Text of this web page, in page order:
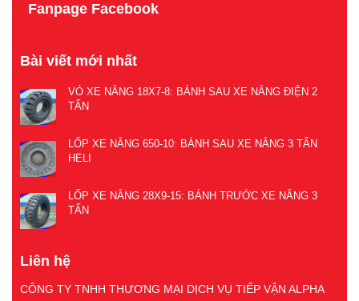
Fanpage Facebook
Bài viết mới nhất
VỎ XE NÂNG 18X7-8: BÁNH SAU XE NÂNG ĐIỆN 2
TẤN
LỐP XE NÂNG 650-10: BÁNH SAU XE NÂNG 3 TẤN
HELI
LỐP XE NÂNG 28X9-15: BÁNH TRƯỚC XE NÂNG 3
TẤN
Liên hệ
CÔNG TY TNHH THƯƠNG MẠI DỊCH VỤ TIẾP VẬN ALPHA